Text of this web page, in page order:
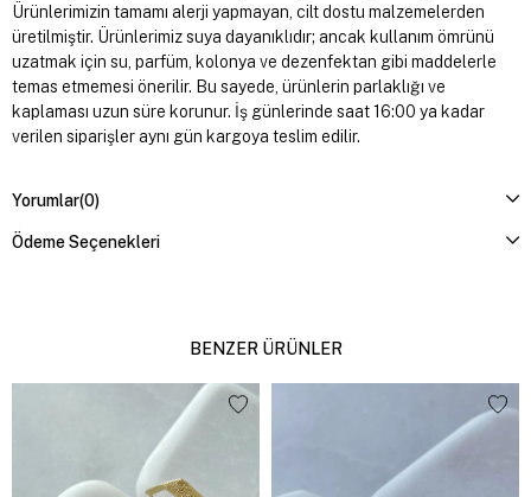
Ürünlerimizin tamamı alerji yapmayan, cilt dostu malzemelerden
üretilmiştir. Ürünlerimiz suya dayanıklıdır; ancak kullanım ömrünü
uzatmak için su, parfüm, kolonya ve dezenfektan gibi maddelerle
temas etmemesi önerilir. Bu sayede, ürünlerin parlaklığı ve
kaplaması uzun süre korunur. İş günlerinde saat 16:00 ya kadar
verilen siparişler aynı gün kargoya teslim edilir.
Yorumlar(0)
Ödeme Seçenekleri
BENZER ÜRÜNLER